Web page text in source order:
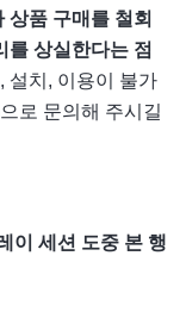
상품 구매를 철회
를 상실한다는 점
설치, 이용이 불가
로 문의해 주시길
이 세션 도중 본 행